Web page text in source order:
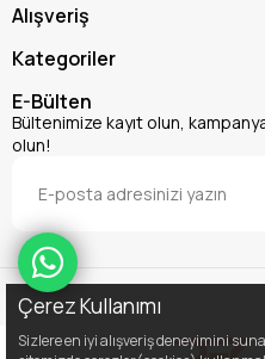
Alışveriş
Kategoriler
E-Bülten
Bültenimize kayıt olun,
olun!
Çerez Kullanımı
Sizlere en iyi alışveriş deneyimini